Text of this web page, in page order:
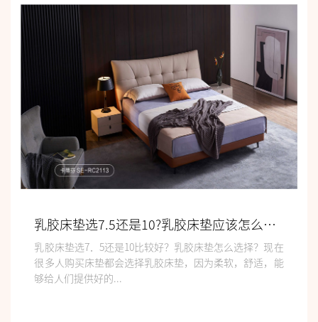
乳胶床垫选7.5还是10?乳胶床垫应该怎么选择?
乳胶床垫选7．5还是10比较好？乳胶床垫怎么选择？现在
很多人购买床垫都会选择乳胶床垫，因为柔软，舒适，能
够给人们提供好的...